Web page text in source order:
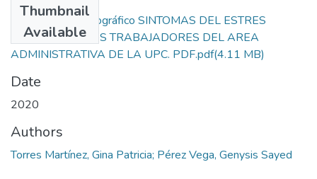
Thumbnail
Available
Informe final monográfico SINTOMAS DEL ESTRES
LABORAL EN LOS TRABAJADORES DEL AREA
ADMINISTRATIVA DE LA UPC. PDF.pdf(4.11 MB)
Date
2020
Authors
Torres Martínez, Gina Patricia; Pérez Vega, Genysis Sayed